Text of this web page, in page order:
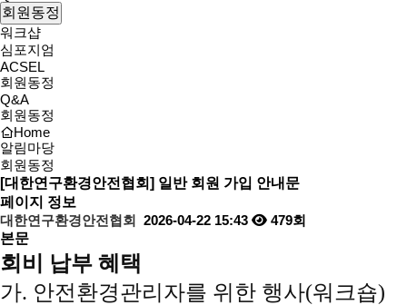
회원동정
워크샵
심포지엄
ACSEL
회원동정
Q&A
회원동정
Home
알림마당
회원동정
[대한연구환경안전협회] 일반 회원 가입 안내문
페이지 정보
대한연구환경안전협회 2026-04-22 15:43
479회
본문
회비 납부 혜택
가. 안전환경관리자를 위한 행사(워크숍)